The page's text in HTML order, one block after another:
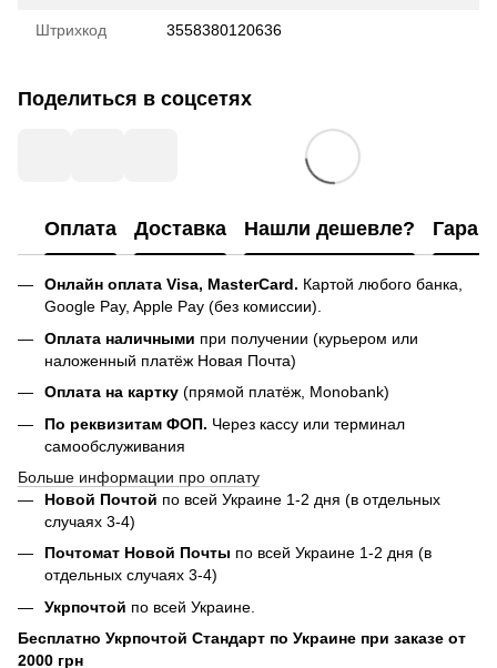
Штрихкод 3558380120636
Поделиться в соцсетях
Оплата Доставка Нашли дешевле?
Онлайн оплата Visa, MasterCard. Картой любого банка,
Google Pay, Apple Pay (без комиссии).
Оплата наличными при получении (курьером или
наложенный платёж Новая Почта)
Оплата на картку (прямой платёж, Monobank)
По реквизитам ФОП. Через кассу или терминал
самообслуживания
Больше информации про оплату
Новой Почтой по всей Украине 1-2 дня (в отдельных
случаях 3-4)
Почтомат Новой Почты по всей Украине 1-2 дня (в
отдельных случаях 3-4)
Укрпочтой по всей Украине.
Бесплатно Укрпочтой Стандарт по Украине при заказе от
2000 грн